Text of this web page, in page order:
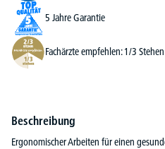
5 Jahre Garantie
Fachärzte empfehlen: 1/3
Beschreibung
Ergonomischer Arbeiten für einen